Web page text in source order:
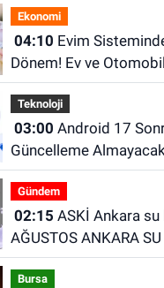
Ekonomi
04:10
Dönem! Ev ve
İlgilendiren
Teknoloji
03:00
Güncelleme
Telefonlar Belli Oldu!
Gündem
02:15
AĞUSTOS ANKARA
Bursa